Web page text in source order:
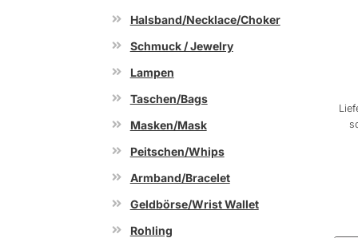
Halsband/Necklace/Choker
Schmuck / Jewelry
Lampen
Taschen/Bags
Masken/Mask
Peitschen/Whips
Armband/Bracelet
Geldbörse/Wrist Wallet
Rohling